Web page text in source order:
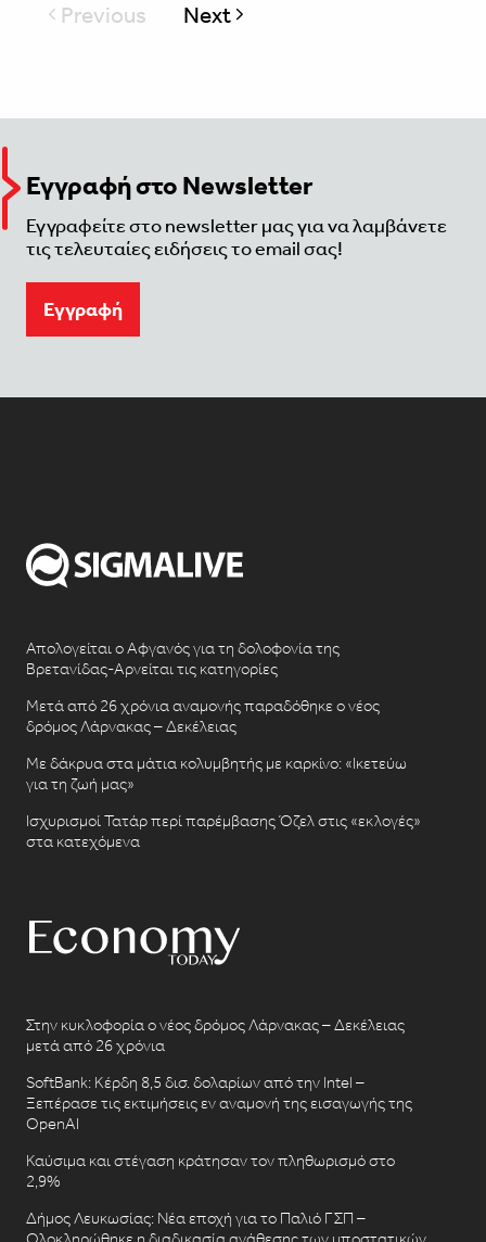
Previous Nextpage
Εγγραφή στο Newsletter
Εγγραφείτε στο newsletter μας για να λαμβάνετε
τις τελευταίες ειδήσεις το email σας!
Eγγραφή
Απολογείται ο Αφγανός για τη δολοφονία της
Βρετανίδας-Αρνείται τις κατηγορίες
Μετά από 26 χρόνια αναμονής παραδόθηκε ο νέος
δρόμος Λάρνακας – Δεκέλειας
Με δάκρυα στα μάτια κολυμβητής με καρκίνο: «Ικετεύω
για τη ζωή μας»
Ισχυρισμοί Τατάρ περί παρέμβασης Όζελ στις «εκλογές»
στα κατεχόμενα
Στην κυκλοφορία ο νέος δρόμος Λάρνακας – Δεκέλειας
μετά από 26 χρόνια
SoftBank: Κέρδη 8,5 δισ. δολαρίων από την Intel –
Ξεπέρασε τις εκτιμήσεις εν αναμονή της εισαγωγής της
OpenAI
Καύσιμα και στέγαση κράτησαν τον πληθωρισμό στο
2,9%
Δήμος Λευκωσίας: Νέα εποχή για το Παλιό ΓΣΠ –